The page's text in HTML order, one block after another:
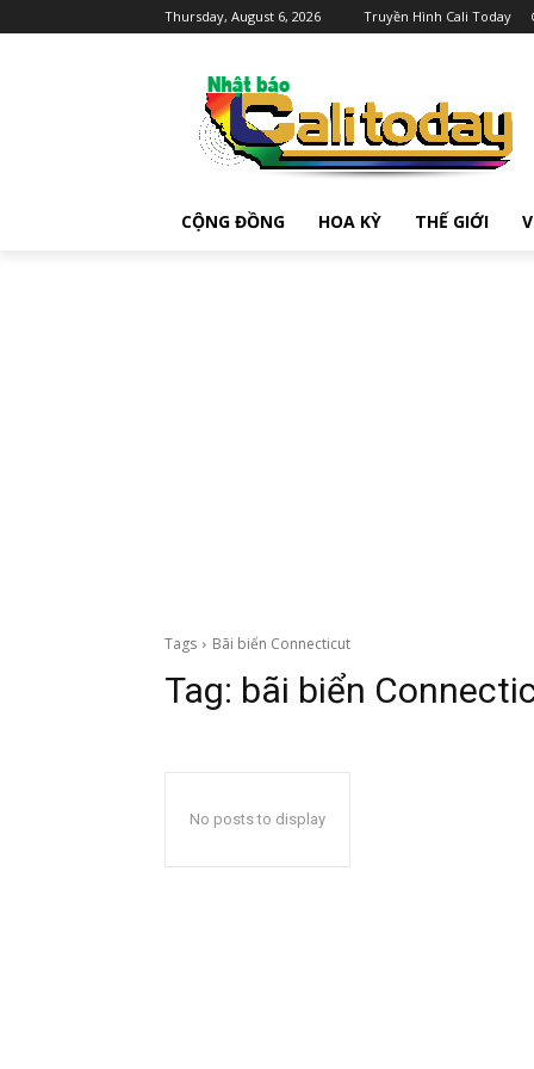
Thursday, August 6, 2026 Truyền Hình Cali Today
CỘNG ĐỒNG HOA KỲ THẾ GIỚI
Tags Bãi biển Connecticut
Tag: bãi biển
No posts to display